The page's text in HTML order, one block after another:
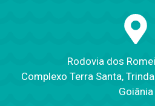
Rodovia dos
Complexo Terra Santa,
Goiânia